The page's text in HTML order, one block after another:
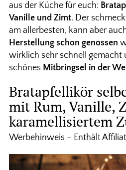
aus der Küche für euch:
Vanille und Zimt. Der
am allerbesten, kann aber
Herstellung schon genossen
wirklich sehr schnell gemacht
schönes Mitbringsel in der
Bratapfellikör
mit Rum, Vanille,
karamellisiertem
Werbehinweis – Enthält